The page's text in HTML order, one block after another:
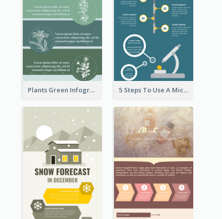
Plants Green Infographic 5 Steps To Use A Microscope Infographic